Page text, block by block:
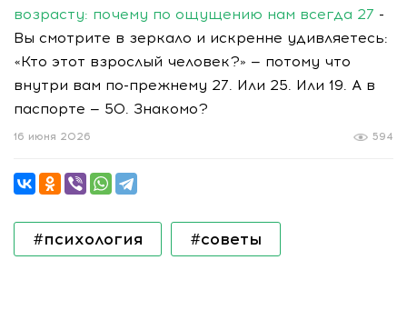
возрасту: почему по ощущению нам всегда 27 -
Вы смотрите в зеркало и искренне удивляетесь:
«Кто этот взрослый человек?» — потому что
внутри вам по-прежнему 27. Или 25. Или 19. А в
паспорте — 50. Знакомо?
594
16 июня 2026
#психология #советы